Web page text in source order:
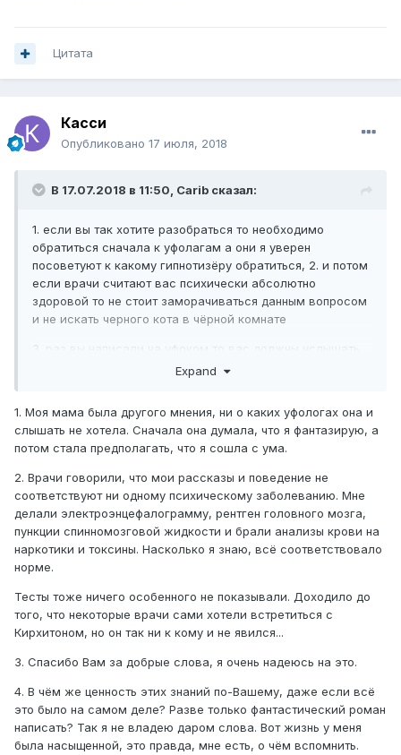
Цитата
Касси
Опубликовано 17 июля, 2018
В 17.07.2018 в 11:50, Carib сказал:
1. если вы так хотите разобраться то необходимо
обратиться сначала к уфолагам а они я уверен
посоветуют к какому гипнотизёру обратиться, 2. и потом
если врачи считают вас психически абсолютно
здоровой то не стоит заморачиваться данным вопросом
и не искать черного кота в чёрной комнате
3. раз вы написали на уфоком то вас должны услышать,
если не помогут тут на Уфокоме то спецы Космопоиска
4. вот видите, если всё это правда, то какие ценнейшие
знания вы получили и сколько увидели, некоторые и
мечтать об этом не могут, так что жизнь ваша была
5. а вот дневник с записями это очень ценная и вещь и
желательно его найти и перевести в электронный
формат, чтобы можно было прочесть всё в
хронологическом порядке
случаев контактёрства и их подлинности
Expand
1. Моя мама была другого мнения, ни о каких уфологах она и
слышать не хотела. Сначала она думала, что я фантазирую, а
потом стала предполагать, что я сошла с ума.
2. Врачи говорили, что мои рассказы и поведение не
соответствуют ни одному психическому заболеванию. Мне
делали электроэнцефалограмму, рентген головного мозга,
пункции спинномозговой жидкости и брали анализы крови на
наркотики и токсины. Насколько я знаю, всё соответствовало
норме.
Тесты тоже ничего особенного не показывали. Доходило до
того, что некоторые врачи сами хотели встретиться с
Кирхитоном, но он так ни к кому и не явился...
3. Спасибо Вам за добрые слова, я очень надеюсь на это.
4. В чём же ценность этих знаний по-Вашему, даже если всё
это было на самом деле? Разве только фантастический роман
написать? Так я не владею даром слова. Вот жизнь у меня
была насыщенной, это правда, мне есть, о чём вспомнить.